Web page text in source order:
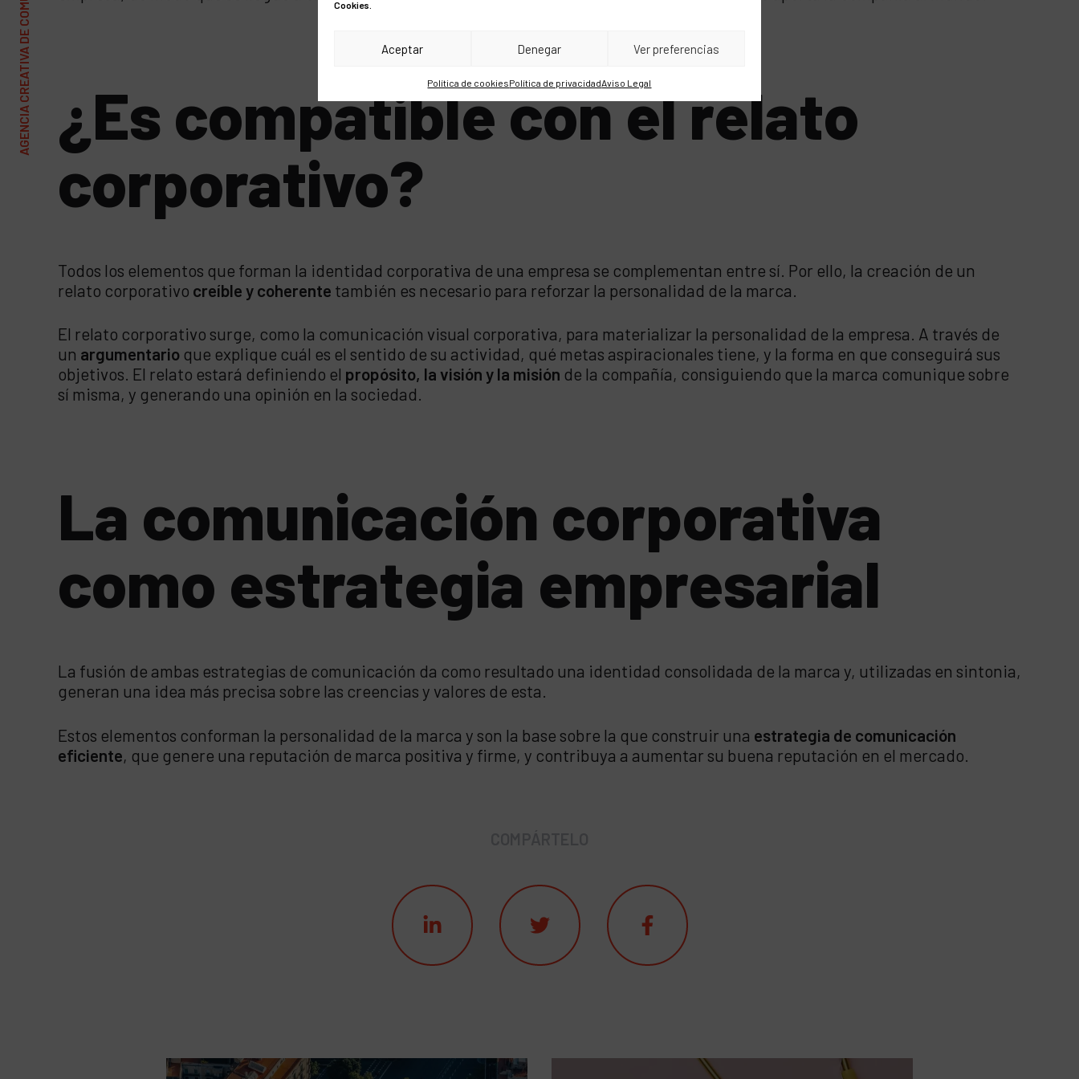
Cookies.
Aceptar Denegar Ver preferencias
Política de cookiesPolítica de privacidadAviso Legal
¿Es compatible con el relato
corporativo?
Todos los elementos que forman la identidad corporativa de una empresa se complementan entre sí. Por ello, la creación de un
relato corporativo creíble y coherente también es necesario para reforzar la personalidad de la marca.
El relato corporativo surge, como la comunicación visual corporativa, para materializar la personalidad de la empresa. A través de
un argumentario que explique cuál es el sentido de su actividad, qué metas aspiracionales tiene, y la forma en que conseguirá sus
objetivos. El relato estará definiendo el propósito, la visión y la misión de la compañía, consiguiendo que la marca comunique sobre
sí misma, y generando una opinión en la sociedad.
La comunicación corporativa
como estrategia empresarial
La fusión de ambas estrategias de comunicación da como resultado una identidad consolidada de la marca y, utilizadas en sintonia,
generan una idea más precisa sobre las creencias y valores de esta.
Estos elementos conforman la personalidad de la marca y son la base sobre la que construir una estrategia de comunicación
eficiente, que genere una reputación de marca positiva y firme, y contribuya a aumentar su buena reputación en el mercado.